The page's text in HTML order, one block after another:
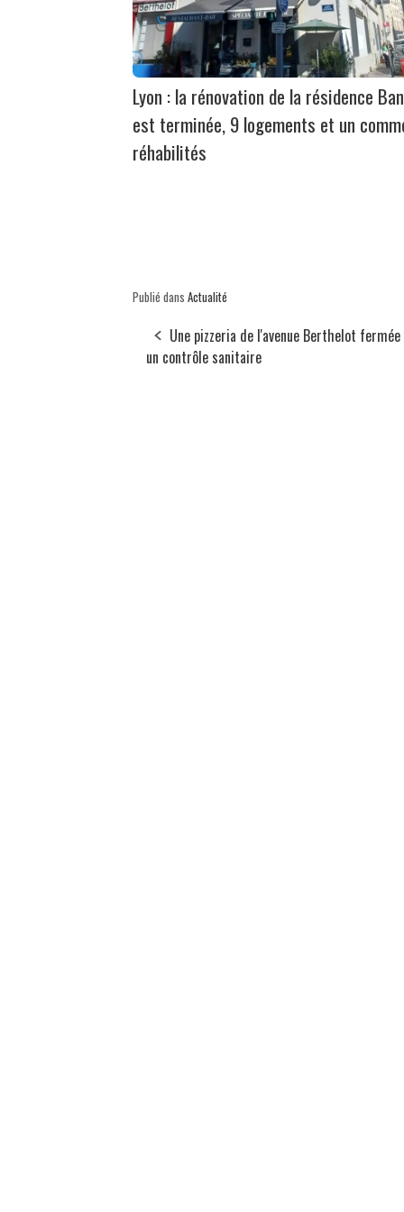
Lyon : la rénovation de la résidence
est terminée, 9 logements et un
réhabilités
Publié dans Actualité
Une pizzeria de l'avenue Berthelot fermée
un contrôle sanitaire